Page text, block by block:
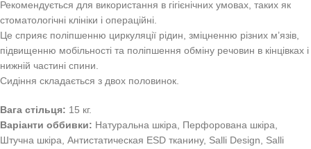
Рекомендується для використання в гігієнічних умовах, таких як
стоматологічні клініки і операційні.
Це сприяє поліпшенню циркуляції рідин, зміцненню різних м’язів,
підвищенню мобільності та поліпшення обміну речовин в кінцівках і
нижній частині спини.
Сидіння складається з двох половинок.
Вага стільця: 15 кг.
Варіанти оббивки: Натуральна шкіра, Перфорована шкіра,
Штучна шкіра, Антистатическая ESD тканину, Salli Design, Salli